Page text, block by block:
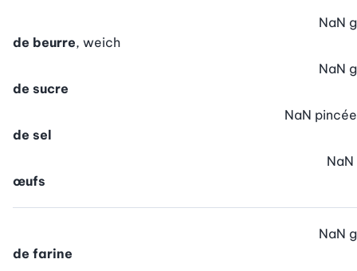
de beurre, weich
NaN g
de sucre
NaN g
de sel
NaN pincée
œufs
NaN
de farine
NaN g